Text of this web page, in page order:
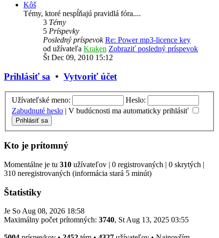
Kôš
Témy, ktoré nespĺňajú pravidlá fóra....
3 Témy
5 Príspevky
Posledný príspevok Re: Power mp3-licence key
od užívateľa Kraken Zobraziť posledný príspevok
Št Dec 09, 2010 15:12
Prihlásiť sa • Vytvoriť účet
Užívateľské meno:
Heslo:
Zabudnuté heslo | V budúcnosti ma automaticky prihlásiť
Kto je prítomný
Momentálne je tu 310 užívateľov | 0 registrovaných | 0 skrytých |
310 neregistrovaných (informácia stará 5 minút)
Štatistiky
Je So Aug 08, 2026 18:58
Maximálny počet prítomných: 3740, St Aug 13, 2025 03:55